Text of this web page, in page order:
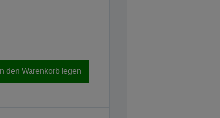
In den Warenkorb legen